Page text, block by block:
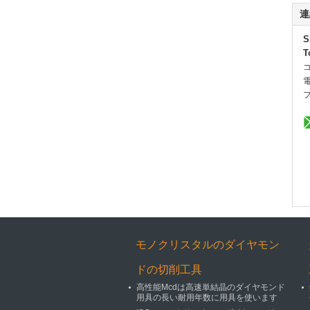
モノクリスタルのダイヤモン
ドの切削工具
高性能Mcdは高速単結晶のダイヤモンド
用具の長い耐用年数に用具を使います